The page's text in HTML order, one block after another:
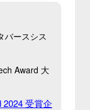
バースシス
Award 大
2024 受賞企